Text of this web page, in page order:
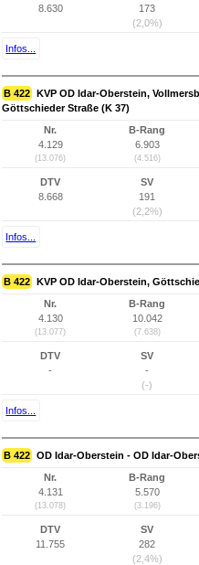
8.630
173
(2,0%)
Infos...
B 422 KVP OD Idar-Oberstein,
Göttschieder Straße (K 37)
Nr.
4.129
(13.076)
B-Rang
6.903
(4.516)
DTV
8.668
SV
191
(2,2%)
Infos...
B 422 KVP OD Idar-Oberstein,
Nr.
4.130
(13.077)
B-Rang
10.042
(7.638)
DTV
-
SV
-
(-)
Infos...
B 422 OD Idar-Oberstein - OD Idar-
Nr.
4.131
(13.078)
B-Rang
5.570
(3.196)
DTV
11.755
SV
282
(2,4%)